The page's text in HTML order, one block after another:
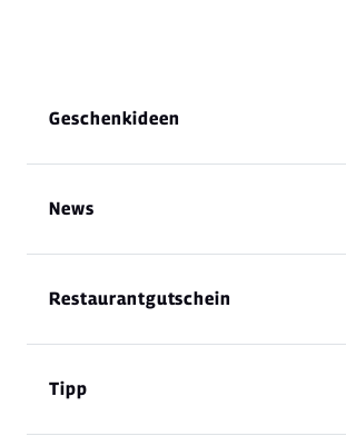
Geschenkideen
News
Restaurantgutschein
Tipp